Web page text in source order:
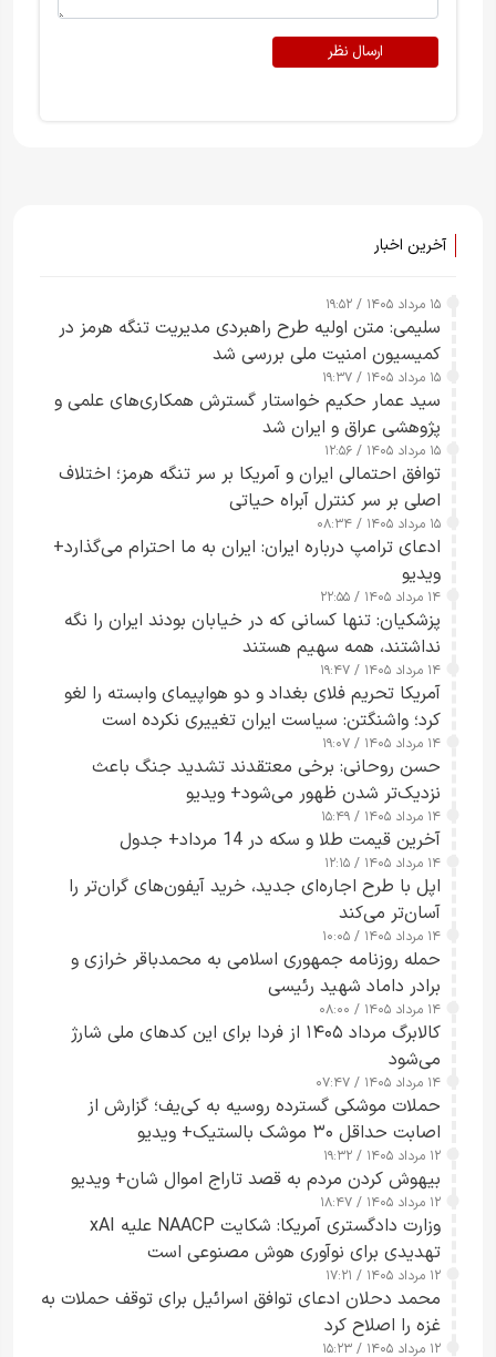
ارسال نظر
آخرین اخبار
۱۵ مرداد ۱۴۰۵ / ۱۹:۵۲
سلیمی: متن اولیه طرح راهبردی مدیریت تنگه هرمز در
کمیسیون امنیت ملی بررسی شد
۱۵ مرداد ۱۴۰۵ / ۱۹:۳۷
سید عمار حکیم خواستار گسترش همکاری‌های علمی و
پژوهشی عراق و ایران شد
۱۵ مرداد ۱۴۰۵ / ۱۲:۵۶
توافق احتمالی ایران و آمریکا بر سر تنگه هرمز؛ اختلاف
اصلی بر سر کنترل آبراه حیاتی
۱۵ مرداد ۱۴۰۵ / ۰۸:۳۴
ادعای ترامپ درباره ایران: ایران به ما احترام می‌گذارد+
ویدیو
۱۴ مرداد ۱۴۰۵ / ۲۲:۵۵
پزشکیان: تنها کسانی که در خیابان بودند ایران را نگه
نداشتند، همه سهیم هستند
۱۴ مرداد ۱۴۰۵ / ۱۹:۴۷
آمریکا تحریم فلای بغداد و دو هواپیمای وابسته را لغو
کرد؛ واشنگتن: سیاست ایران تغییری نکرده است
۱۴ مرداد ۱۴۰۵ / ۱۹:۰۷
حسن روحانی: برخی معتقدند تشدید جنگ باعث
نزدیک‌تر شدن ظهور می‌شود+ ویدیو
۱۴ مرداد ۱۴۰۵ / ۱۵:۴۹
آخرین قیمت طلا و سکه در 14 مرداد+ جدول
۱۴ مرداد ۱۴۰۵ / ۱۲:۱۵
اپل با طرح اجاره‌ای جدید، خرید آیفون‌های گران‌تر را
آسان‌تر می‌کند
۱۴ مرداد ۱۴۰۵ / ۱۰:۰۵
حمله روزنامه جمهوری اسلامی به محمدباقر خرازی و
برادر داماد شهید رئیسی
۱۴ مرداد ۱۴۰۵ / ۰۸:۰۰
کالابرگ مرداد ۱۴۰۵ از فردا برای این کدهای ملی شارژ
می‌شود
۱۴ مرداد ۱۴۰۵ / ۰۷:۴۷
حملات موشکی گسترده روسیه به کی‌یف؛ گزارش از
اصابت حداقل ۳۰ موشک بالستیک+ ویدیو
۱۲ مرداد ۱۴۰۵ / ۱۹:۳۲
بیهوش کردن مردم به قصد تاراج اموال شان+ ویدیو
۱۲ مرداد ۱۴۰۵ / ۱۸:۴۷
وزارت دادگستری آمریکا: شکایت NAACP علیه xAI
تهدیدی برای نوآوری هوش مصنوعی است
۱۲ مرداد ۱۴۰۵ / ۱۷:۲۱
محمد دحلان ادعای توافق اسرائیل برای توقف حملات به
غزه را اصلاح کرد
۱۲ مرداد ۱۴۰۵ / ۱۵:۲۳